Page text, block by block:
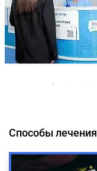
Способы лечения